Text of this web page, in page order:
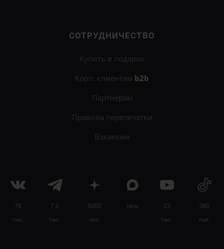
СОТРУДНИЧЕСТВО
Купить в подарок
Корп. клиентам b2b
Партнёрам
Правила перепечатки
Вакансии
78
тыс.
7,6
тыс.
5000
чел.
new
23
тыс.
380
тыс.